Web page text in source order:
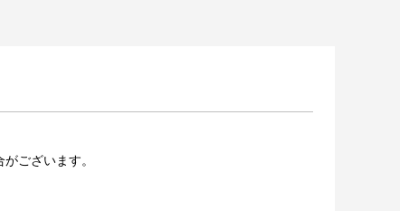
ございます。